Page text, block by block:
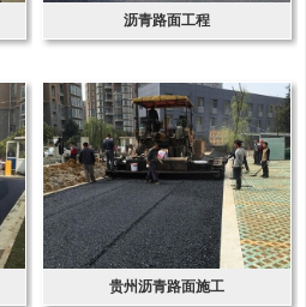
沥青路面工程
贵州沥青路面施工